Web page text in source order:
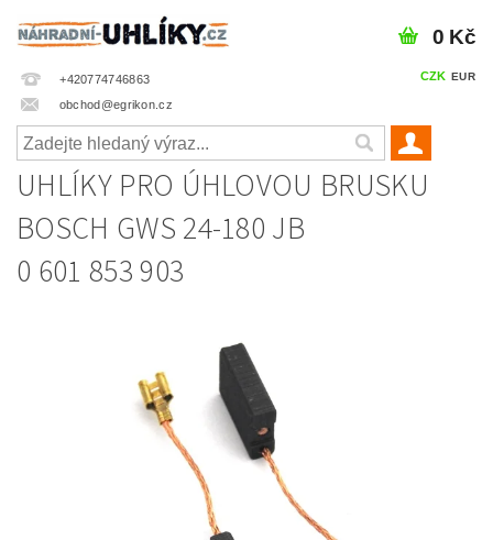
+420774746863
obchod@egrikon.cz
CZK EUR
0 Kč
UHLÍKY PRO ÚHLOVOU BRUSKU
BOSCH GWS 24-180 JB
0 601 853 903